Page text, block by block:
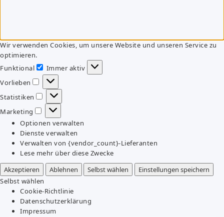
Wir verwenden Cookies, um unsere Website und unseren Service zu
optimieren.
Funktional
Funktional
Immer aktiv
Vorlieben
Vorlieben
Statistiken
Statistiken
Marketing
Marketing
Optionen verwalten
Dienste verwalten
Verwalten von {vendor_count}-Lieferanten
Lese mehr über diese Zwecke
Akzeptieren
Ablehnen Selbst wählen
Einstellungen speichern
Selbst wählen
Cookie-Richtlinie
Datenschutzerklärung
Impressum